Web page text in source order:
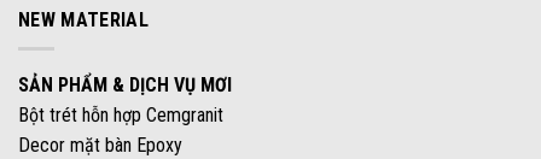
NEW MATERIAL
SẢN PHẨM & DỊCH VỤ MƠI
Bột trét hỗn hợp Cemgranit
Decor mặt bàn Epoxy